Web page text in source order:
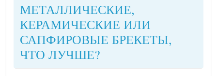
МЕТАЛЛИЧЕСКИЕ,
КЕРАМИЧЕСКИЕ ИЛИ
САПФИРОВЫЕ БРЕКЕТЫ,
ЧТО ЛУЧШЕ?